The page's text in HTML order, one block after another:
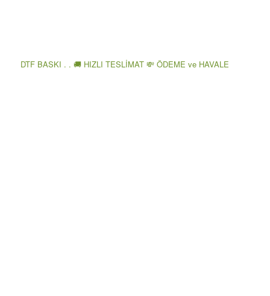
DTF BASKI . . 🚚 HIZLI TESLİMAT 💸 ÖDEME ve HAVALE